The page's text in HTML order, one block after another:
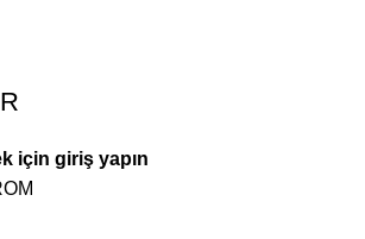
için giriş yapın